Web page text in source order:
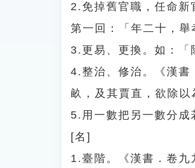
2.免掉舊官職，任命新
第一回：「年二十，舉
3.更易、更換。如：「
4.整治、修治。《漢書
畝，及其賈直，欲除以
5.用一數把另一數分成
[名]
1.臺階。《漢書．卷九